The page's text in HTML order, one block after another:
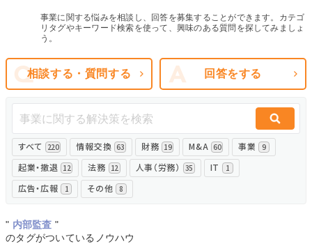
ちょこっと相談とは？
新規会員登録
ログイン
事業に関する悩みを相談し、回答を募集することができます。カテゴ
リタグやキーワード検索を使って、興味のある質問を探してみましょ
う。
相談する・質問する 回答をする
すべて 220 情報交換 63 財務 19 M&A 60 事業 9
起業・撤退 12 法務 12 人事（労務） 35 IT 1
広告・広報 1 その他 8
" 内部監査 "
のタグがついているノウハウ